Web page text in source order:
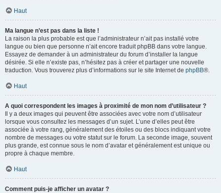
Haut
Ma langue n’est pas dans la liste !
La raison la plus probable est que l’administrateur n’ait pas installé votre
langue ou bien que personne n’ait encore traduit phpBB dans votre langue.
Essayez de demander à un administrateur du forum d’installer la langue
désirée. Si elle n’existe pas, n’hésitez pas à créer et partager une nouvelle
traduction. Vous trouverez plus d’informations sur le site Internet de phpBB®.
Haut
A quoi correspondent les images à proximité de mon nom d’utilisateur ?
Il y a deux images qui peuvent être associées avec votre nom d’utilisateur
lorsque vous consultez les messages d’un sujet. L’une d’elles peut être
associée à votre rang, généralement des étoiles ou des blocs indiquant votre
nombre de messages ou votre statut sur le forum. La seconde image, souvent
plus grande, est connue sous le nom d’avatar et généralement est unique ou
propre à chaque membre.
Haut
Comment puis-je afficher un avatar ?